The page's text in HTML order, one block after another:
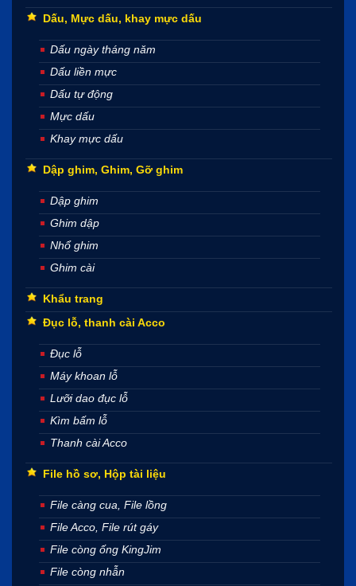
Dấu, Mực dấu, khay mực dấu
Dấu ngày tháng năm
Dấu liền mực
Dấu tự động
Mực dấu
Khay mực dấu
Dập ghim, Ghim, Gỡ ghim
Dập ghim
Ghim dập
Nhổ ghim
Ghim cài
Khẩu trang
Đục lỗ, thanh cài Acco
Đục lỗ
Máy khoan lỗ
Lưỡi dao đục lỗ
Kìm bấm lỗ
Thanh cài Acco
File hồ sơ, Hộp tài liệu
File càng cua, File lồng
File Acco, File rút gáy
File còng ống KingJim
File còng nhẫn